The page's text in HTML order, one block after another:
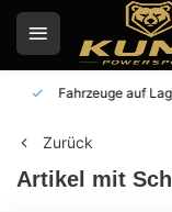
Fahrzeuge auf Lager
Zurück
Artikel mit